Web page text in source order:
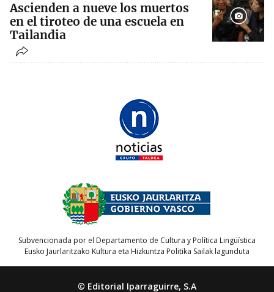
Ascienden a nueve los muertos
en el tiroteo de una escuela en
Tailandia
Subvencionada por el Departamento de Cultura y Política Lingüística
Eusko Jaurlaritzako Kultura eta Hizkuntza Politika Sailak lagunduta
© Editorial Iparraguirre, S.A